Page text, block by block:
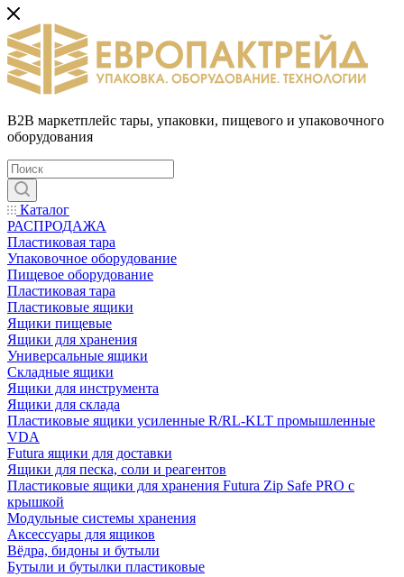
B2B маркетплейс тары, упаковки, пищевого и упаковочного
оборудования
Каталог
РАСПРОДАЖА
Пластиковая тара
Упаковочное оборудование
Пищевое оборудование
Пластиковая тара
Пластиковые ящики
Ящики пищевые
Ящики для хранения
Универсальные ящики
Складные ящики
Ящики для инструмента
Ящики для склада
Пластиковые ящики усиленные R/RL-KLT промышленные
VDA
Futura ящики для доставки
Ящики для песка, соли и реагентов
Пластиковые ящики для хранения Futura Zip Safe PRO с
крышкой
Модульные системы хранения
Аксессуары для ящиков
Вёдра, бидоны и бутыли
Бутыли и бутылки пластиковые